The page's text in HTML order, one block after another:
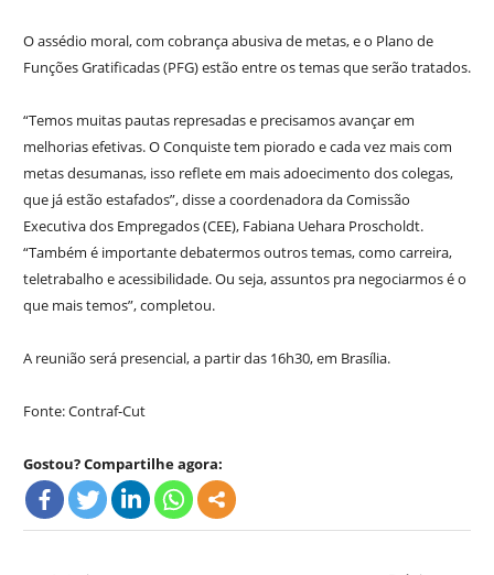
O assédio moral, com cobrança abusiva de metas, e o Plano de
Funções Gratificadas (PFG) estão entre os temas que serão tratados.
“Temos muitas pautas represadas e precisamos avançar em
melhorias efetivas. O Conquiste tem piorado e cada vez mais com
metas desumanas, isso reflete em mais adoecimento dos colegas,
que já estão estafados”, disse a coordenadora da Comissão
Executiva dos Empregados (CEE), Fabiana Uehara Proscholdt.
“Também é importante debatermos outros temas, como carreira,
teletrabalho e acessibilidade. Ou seja, assuntos pra negociarmos é o
que mais temos”, completou.
A reunião será presencial, a partir das 16h30, em Brasília.
Fonte: Contraf-Cut
Gostou? Compartilhe agora: